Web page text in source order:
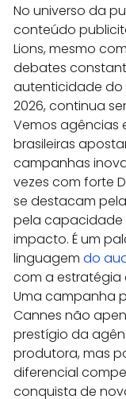
No universo da
conteúdo
Lions, mesmo
debates
autenticidade
2026, continua
Vemos agências
brasileiras
campanhas
vezes com forte
se destacam
pela capacidade
impacto. É um
linguagem do
com a estratégia
Uma campanha
Cannes não
prestígio da
produtora, mas
diferencial
conquista de